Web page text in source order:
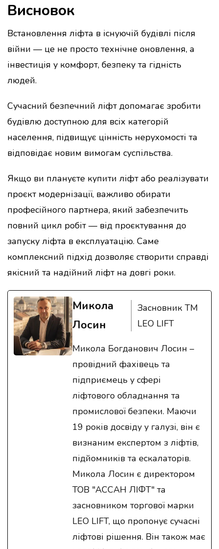
Висновок
Встановлення ліфта в існуючій будівлі після
війни — це не просто технічне оновлення, а
інвестиція у комфорт, безпеку та гідність
людей.
Сучасний безпечний ліфт допомагає зробити
будівлю доступною для всіх категорій
населення, підвищує цінність нерухомості та
відповідає новим вимогам суспільства.
Якщо ви плануєте купити ліфт або реалізувати
проєкт модернізації, важливо обирати
професійного партнера, який забезпечить
повний цикл робіт — від проєктування до
запуску ліфта в експлуатацію. Саме
комплексний підхід дозволяє створити справді
якісний та надійний ліфт на довгі роки.
Микола
Лосин
Засновник ТМ
LEO LIFT
Микола Богданович Лосин –
провідний фахівець та
підприємець у сфері
ліфтового обладнання та
промислової безпеки. Маючи
19 років досвіду у галузі, він є
визнаним експертом з ліфтів,
підйомників та ескалаторів.
Микола Лосин є директором
ТОВ "АССАН ЛІФТ" та
засновником торгової марки
LEO LIFT, що пропонує сучасні
ліфтові рішення. Він також має